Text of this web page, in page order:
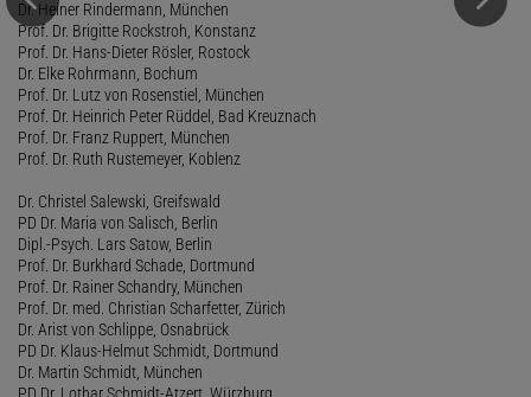
Dr. Heiner Rindermann, München
Prof. Dr. Brigitte Rockstroh, Konstanz
Prof. Dr. Hans-Dieter Rösler, Rostock
Dr. Elke Rohrmann, Bochum
Prof. Dr. Lutz von Rosenstiel, München
Prof. Dr. Heinrich Peter Rüddel, Bad Kreuznach
Prof. Dr. Franz Ruppert, München
Prof. Dr. Ruth Rustemeyer, Koblenz
Dr. Christel Salewski, Greifswald
PD Dr. Maria von Salisch, Berlin
Dipl.-Psych. Lars Satow, Berlin
Prof. Dr. Burkhard Schade, Dortmund
Prof. Dr. Rainer Schandry, München
Prof. Dr. med. Christian Scharfetter, Zürich
Dr. Arist von Schlippe, Osnabrück
PD Dr. Klaus-Helmut Schmidt, Dortmund
Dr. Martin Schmidt, München
PD Dr. Lothar Schmidt-Atzert, Würzburg